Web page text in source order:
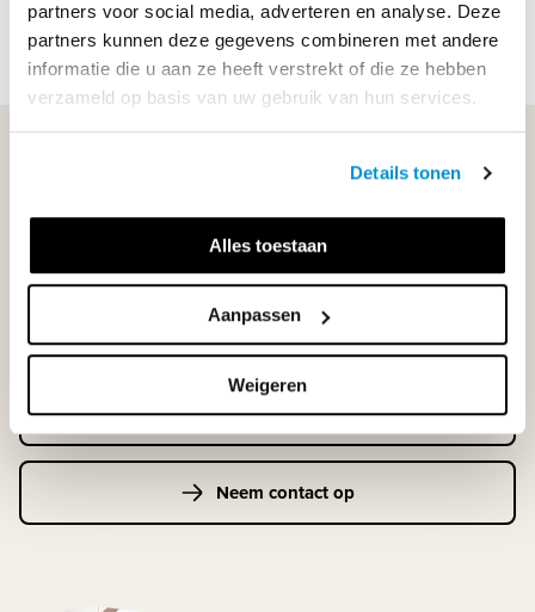
partners voor social media, adverteren en analyse. Deze
partners kunnen deze gegevens combineren met andere
informatie die u aan ze heeft verstrekt of die ze hebben
verzameld op basis van uw gebruik van hun services.
Details tonen
Alles toestaan
Aanpassen
Weigeren
WIJ STAAN VOOR JE KLAAR!
033-4483000
Klantenservice
Neem contact op